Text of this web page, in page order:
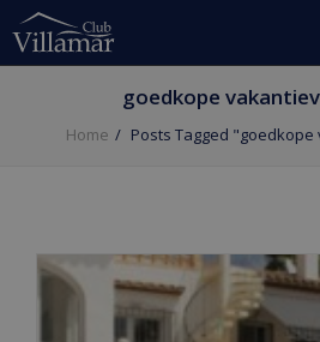
goedkope
Home Posts Tagged